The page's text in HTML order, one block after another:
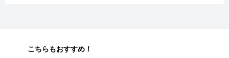
こちらもおすすめ！